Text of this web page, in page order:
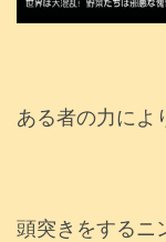
ある者の力によ
頭突きをするニ